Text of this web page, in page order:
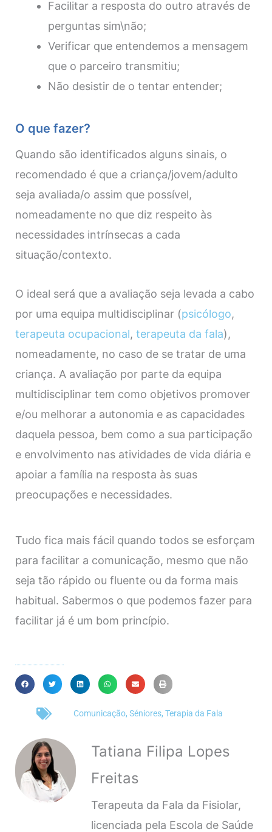
Facilitar a resposta do outro através de
perguntas sim\não;
Verificar que entendemos a mensagem
que o parceiro transmitiu;
Não desistir de o tentar entender;
O que fazer?
Quando são identificados alguns sinais, o
recomendado é que a criança/jovem/adulto
seja avaliada/o assim que possível,
nomeadamente no que diz respeito às
necessidades intrínsecas a cada
situação/contexto.
O ideal será que a avaliação seja levada a cabo
por uma equipa multidisciplinar (psicólogo,
terapeuta ocupacional, terapeuta da fala),
nomeadamente, no caso de se tratar de uma
criança. A avaliação por parte da equipa
multidisciplinar tem como objetivos promover
e/ou melhorar a autonomia e as capacidades
daquela pessoa, bem como a sua participação
e envolvimento nas atividades de vida diária e
apoiar a família na resposta às suas
preocupações e necessidades.
Tudo fica mais fácil quando todos se esforçam
para facilitar a comunicação, mesmo que não
seja tão rápido ou fluente ou da forma mais
habitual. Sabermos o que podemos fazer para
facilitar já é um bom princípio.
Comunicação, Séniores, Terapia da Fala
Tatiana Filipa Lopes
Freitas
Terapeuta da Fala da Fisiolar,
licenciada pela Escola de Saúde